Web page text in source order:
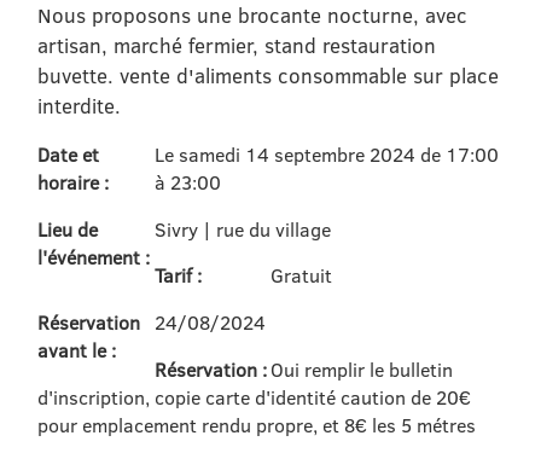
Nous proposons une brocante nocturne, avec
artisan, marché fermier, stand restauration
buvette. vente d'aliments consommable sur place
interdite.
Date et
horaire :
Le samedi 14 septembre 2024 de 17:00
à 23:00
Lieu de
l'événement :
Sivry | rue du village
Tarif :
Gratuit
Réservation
avant le :
24/08/2024
Réservation : Oui remplir le bulletin
d'inscription, copie carte d'identité caution de 20€
pour emplacement rendu propre, et 8€ les 5 métres